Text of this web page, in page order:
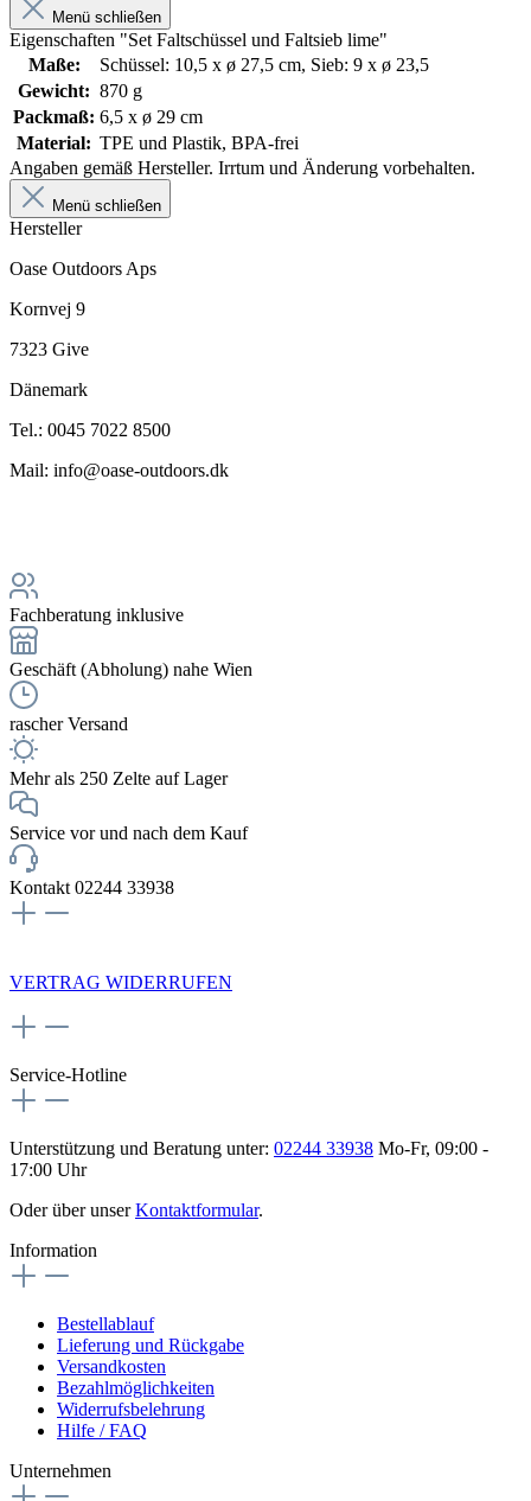
Menü schließen
Eigenschaften "Set Faltschüssel und Faltsieb lime"
Maße:
Schüssel: 10,5 x ø 27,5 cm, Sieb: 9 x ø 23,5
Gewicht: 870 g
Packmaß: 6,5 x ø 29 cm
Material: TPE und Plastik, BPA-frei
Angaben gemäß Hersteller. Irrtum und Änderung vorbehalten.
Menü schließen
Hersteller
Oase Outdoors Aps
Kornvej 9
7323 Give
Dänemark
Tel.: 0045 7022 8500
Mail: info@oase-outdoors.dk
Fachberatung inklusive
Geschäft (Abholung) nahe Wien
rascher Versand
Mehr als 250 Zelte auf Lager
Service vor und nach dem Kauf
Kontakt 02244 33938
VERTRAG WIDERRUFEN
Service-Hotline
Unterstützung und Beratung unter: 02244 33938 Mo-Fr, 09:00 -
17:00 Uhr
Oder über unserKontaktformular.
Information
Bestellablauf
Lieferung und Rückgabe
Versandkosten
Bezahlmöglichkeiten
Widerrufsbelehrung
Hilfe / FAQ
Unternehmen